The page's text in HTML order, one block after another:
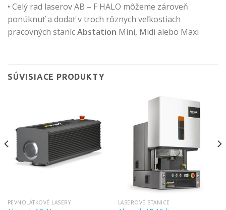
• Celý rad laserov AB – F HALO môžeme zároveň
ponúknuť a dodať v troch rôznych veľkostiach
pracovných stanícAbstation Mini, Midi alebo Maxi
SÚVISIACE PRODUKTY
PEVNOLÁTKOVÉ LASERY LASEROVÉ STANICE